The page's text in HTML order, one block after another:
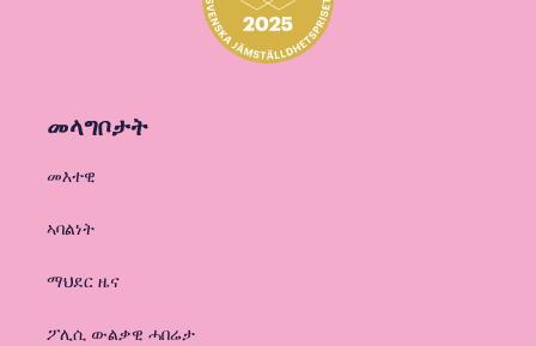
መላግቦታት
መእተዊ
ኣባልነት
ማህደር ዜና
ፖሊሲ ውልቃዊ ሓበሬታ